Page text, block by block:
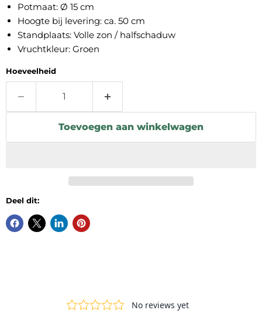
Potmaat: Ø 15 cm
Hoogte bij levering: ca. 50 cm
Standplaats: Volle zon / halfschaduw
Vruchtkleur: Groen
Hoeveelheid
Toevoegen aan winkelwagen
Deel dit: